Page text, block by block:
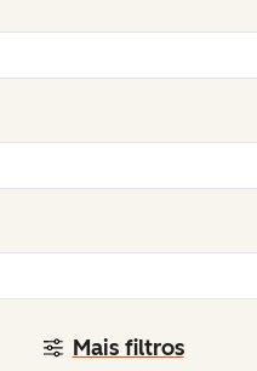
Mais filtros